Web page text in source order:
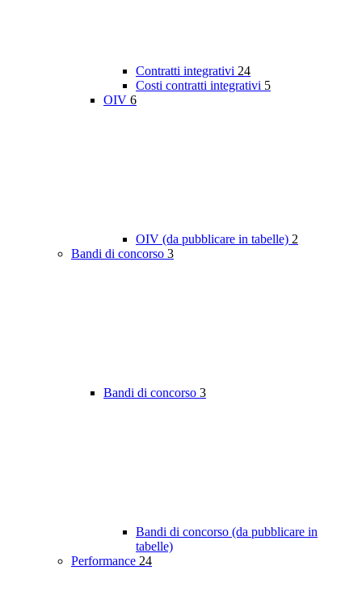
Contratti integrativi 24
Costi contratti integrativi 5
OIV 6
OIV (da pubblicare in tabelle) 2
Bandi di concorso 3
Bandi di concorso 3
Bandi di concorso (da pubblicare in
tabelle)
Performance 24